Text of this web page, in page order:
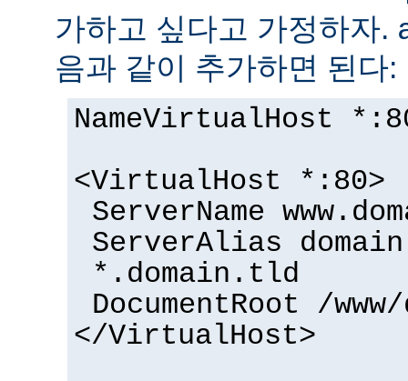
가하고 싶다고 가정하자.
음과 같이 추가하면 된다:
NameVirtualHost
<VirtualHost *:80>
ServerName
ServerAlias
*.domain.tld
DocumentRoot /
</VirtualHost>